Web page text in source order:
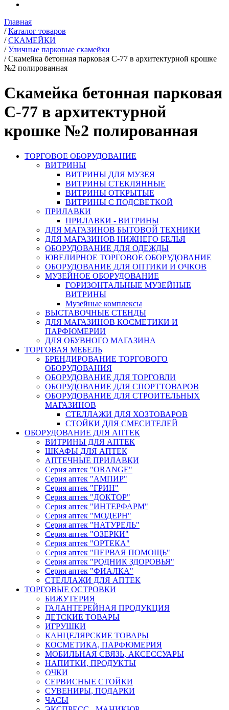
Главная
/ Каталог товаров
/ СКАМЕЙКИ
/ Уличные парковые скамейки
/ Скамейка бетонная парковая С-77 в архитектурной крошке
№2 полированная
Скамейка бетонная парковая
С-77 в архитектурной
крошке №2 полированная
ТОРГОВОЕ ОБОРУДОВАНИЕ
ВИТРИНЫ
ВИТРИНЫ ДЛЯ МУЗЕЯ
ВИТРИНЫ СТЕКЛЯННЫЕ
ВИТРИНЫ ОТКРЫТЫЕ
ВИТРИНЫ С ПОДСВЕТКОЙ
ПРИЛАВКИ
ПРИЛАВКИ - ВИТРИНЫ
ДЛЯ МАГАЗИНОВ БЫТОВОЙ ТЕХНИКИ
ДЛЯ МАГАЗИНОВ НИЖНЕГО БЕЛЬЯ
ОБОРУДОВАНИЕ ДЛЯ ОДЕЖДЫ
ЮВЕЛИРНОЕ ТОРГОВОЕ ОБОРУДОВАНИЕ
ОБОРУДОВАНИЕ ДЛЯ ОПТИКИ И ОЧКОВ
МУЗЕЙНОЕ ОБОРУДОВАНИЕ
ГОРИЗОНТАЛЬНЫЕ МУЗЕЙНЫЕ
ВИТРИНЫ
Музейные комплексы
ВЫСТАВОЧНЫЕ СТЕНДЫ
ДЛЯ МАГАЗИНОВ КОСМЕТИКИ И
ПАРФЮМЕРИИ
ДЛЯ ОБУВНОГО МАГАЗИНА
ТОРГОВАЯ МЕБЕЛЬ
БРЕНДИРОВАНИЕ ТОРГОВОГО
ОБОРУДОВАНИЯ
ОБОРУДОВАНИЕ ДЛЯ ТОРГОВЛИ
ОБОРУДОВАНИЕ ДЛЯ СПОРТТОВАРОВ
ОБОРУДОВАНИЕ ДЛЯ СТРОИТЕЛЬНЫХ
МАГАЗИНОВ
СТЕЛЛАЖИ ДЛЯ ХОЗТОВАРОВ
СТОЙКИ ДЛЯ СМЕСИТЕЛЕЙ
ОБОРУДОВАНИЕ ДЛЯ АПТЕК
ВИТРИНЫ ДЛЯ АПТЕК
ШКАФЫ ДЛЯ АПТЕК
АПТЕЧНЫЕ ПРИЛАВКИ
Серия аптек "ORANGE"
Серия аптек "АМПИР"
Серия аптек "ГРИН"
Серия аптек "ДОКТОР"
Серия аптек "ИНТЕРФАРМ"
Серия аптек "МОДЕРН"
Серия аптек "НАТУРЕЛЬ"
Серия аптек "ОЗЕРКИ"
Серия аптек "ОРТЕКА"
Серия аптек "ПЕРВАЯ ПОМОЩЬ"
Серия аптек "РОДНИК ЗДОРОВЬЯ"
Серия аптек "ФИАЛКА"
СТЕЛЛАЖИ ДЛЯ АПТЕК
ТОРГОВЫЕ ОСТРОВКИ
БИЖУТЕРИЯ
ГАЛАНТЕРЕЙНАЯ ПРОДУКЦИЯ
ДЕТСКИЕ ТОВАРЫ
ИГРУШКИ
КАНЦЕЛЯРСКИЕ ТОВАРЫ
КОСМЕТИКА, ПАРФЮМЕРИЯ
МОБИЛЬНАЯ СВЯЗЬ, АКСЕССУАРЫ
НАПИТКИ, ПРОДУКТЫ
ОЧКИ
СЕРВИСНЫЕ СТОЙКИ
СУВЕНИРЫ, ПОДАРКИ
ЧАСЫ